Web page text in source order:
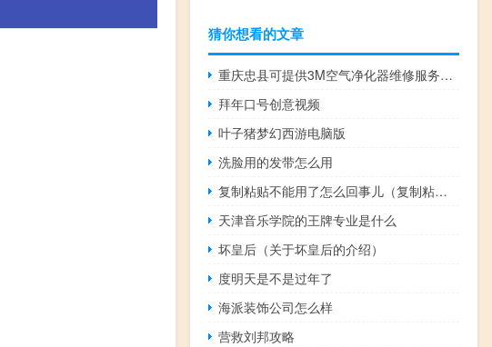
猜你想看的文章
重庆忠县可提供3M空气净化器维修服务地址在哪
拜年口号创意视频
叶子猪梦幻西游电脑版
洗脸用的发带怎么用
复制粘贴不能用了怎么回事儿（复制粘贴不能用）
天津音乐学院的王牌专业是什么
坏皇后（关于坏皇后的介绍）
度明天是不是过年了
海派装饰公司怎么样
营救刘邦攻略